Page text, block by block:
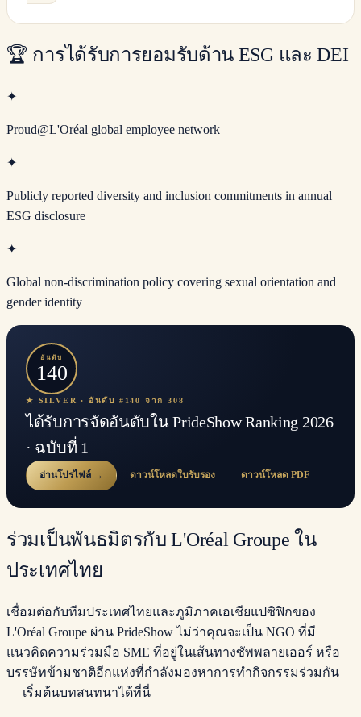
🏆 การได้รับการยอมรับด้าน ESG และ DEI
✦
Proud@L'Oréal global employee network
✦
Publicly reported diversity and inclusion commitments in annual
ESG disclosure
✦
Global non-discrimination policy covering sexual orientation and
gender identity
อันดับ
140
★ SILVER · อันดับ #140 จาก 308
ได้รับการจัดอันดับใน PrideShow Ranking 2026
· ฉบับที่ 1
อ่านโปรไฟล์ → ดาวน์โหลดใบรับรอง ดาวน์โหลด PDF
ร่วมเป็นพันธมิตรกับ L'Oréal Groupe ใน
ประเทศไทย
เชื่อมต่อกับทีมประเทศไทยและภูมิภาคเอเชียแปซิฟิกของ
L'Oréal Groupe ผ่าน PrideShow ไม่ว่าคุณจะเป็น NGO ที่มี
แนวคิดความร่วมมือ SME ที่อยู่ในเส้นทางซัพพลายเออร์ หรือ
บรรษัทข้ามชาติอีกแห่งที่กำลังมองหาการทำกิจกรรมร่วมกัน
— เริ่มต้นบทสนทนาได้ที่นี่